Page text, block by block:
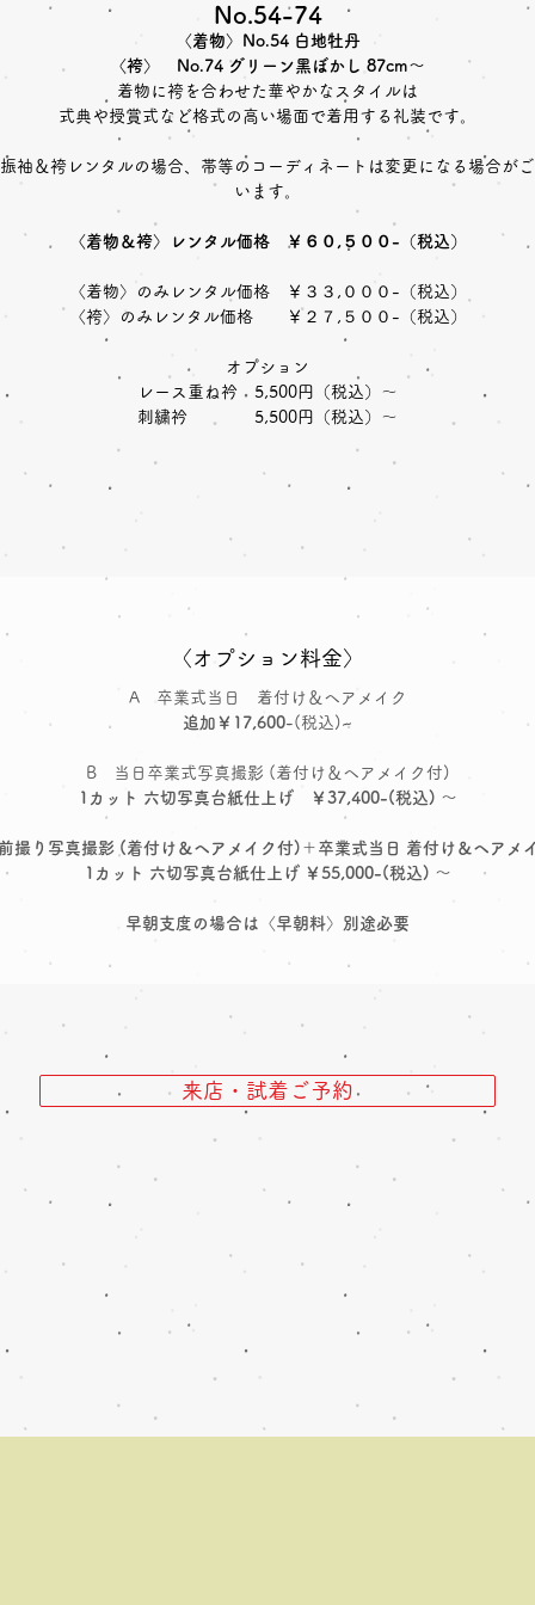
No.54-74
〈着物〉No.54 白地牡丹
〈袴〉 No.74 グリーン黑ぼかし 87cm～
着物に袴を合わせた華やかなスタイルは
式典や授賞式など格式の高い場面で着用する礼装です。
袖＆袴レンタルの場合、帯等のコーディネートは変更になる場合が
います。
〈着物＆袴〉レンタル価格 ￥６０,５００-（税込）
〈着物〉のみレンタル価格 ￥３３,０００-（税込）
〈袴〉のみレンタル価格 ￥２７,５００-（税込）
オプション
レース重ね衿 5,500円（税込）～
刺繍衿 5,500円（税込）～
〈オプション料金〉
A 卒業式当日 着付け＆ヘアメイク
追加￥17,600-(税込)~
B 当日卒業式写真撮影 (着付け＆ヘアメイク付)
1カット 六切写真台紙仕上げ ￥37,400-(税込) ～
撮り写真撮影 (着付け＆ヘアメイク付)＋卒業式当日 着付け＆ヘアメ
1カット 六切写真台紙仕上げ ￥55,000-(税込) ～
早朝支度の場合は〈早朝料〉別途必要
来店・試着ご予約